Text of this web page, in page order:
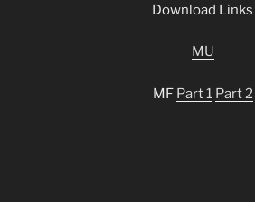
Download Links
MU
MF Part 1 Part 2